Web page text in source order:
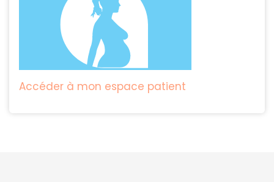
Accéder à mon espace patient